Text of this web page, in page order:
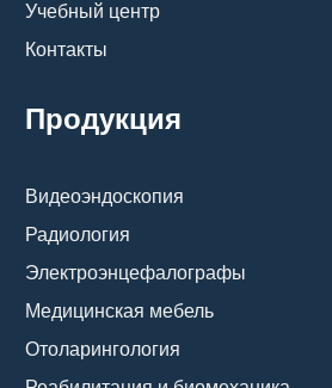
Учебный центр
Контакты
Продукция
Видеоэндоскопия
Радиология
Электроэнцефалографы
Медицинская мебель
Отоларингология